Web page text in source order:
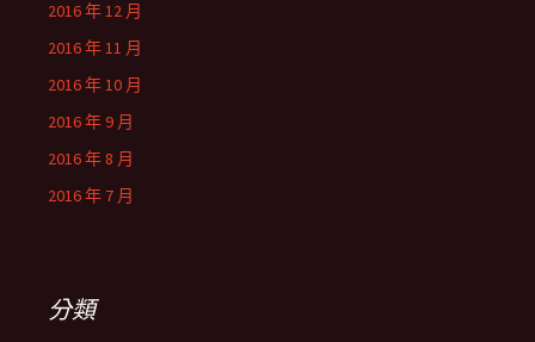
2016 年 12 月
2016 年 11 月
2016 年 10 月
2016 年 9 月
2016 年 8 月
2016 年 7 月
分類